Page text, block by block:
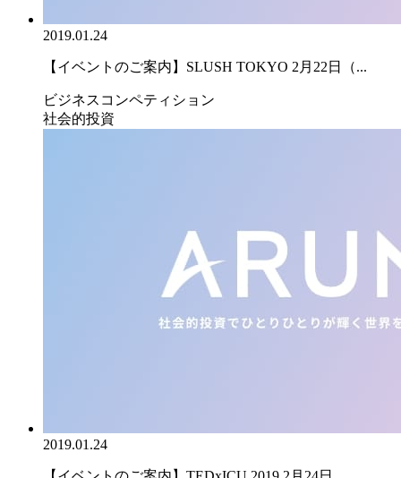
2019.01.24
【イベントのご案内】SLUSH TOKYO 2月22日（...
ビジネスコンペティション
社会的投資
2019.01.24